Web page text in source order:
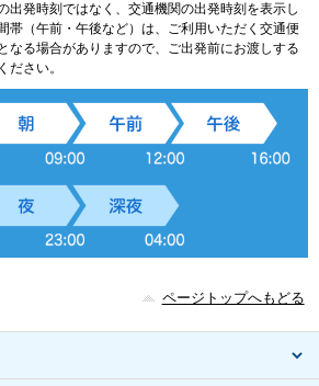
出発時刻ではなく、交通機関の出発時刻を表示し
帯（午前・午後など）は、ご利用いただく交通便
なる場合がありますので、ご出発前にお渡しする
ださい。
ページトップへもどる